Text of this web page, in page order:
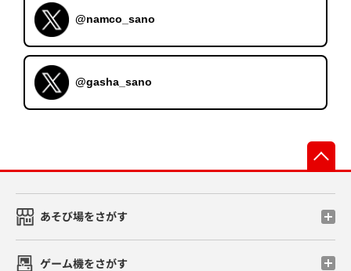
@namco_sano
@gasha_sano
あそび場をさがす
ゲーム機をさがす